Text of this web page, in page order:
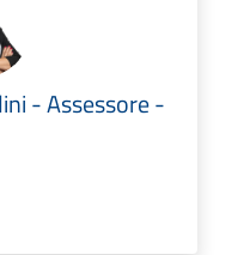
- Assessore -